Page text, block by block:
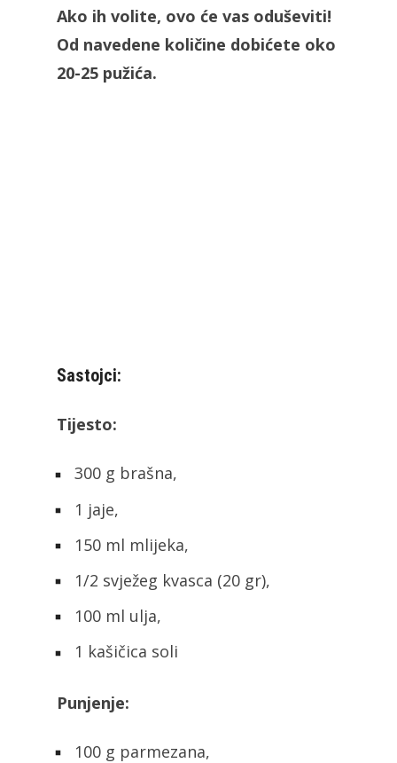
Ako ih volite, ovo će vas oduševiti!
Od navedene količine dobićete oko
20-25 pužića.
Sastojci:
Tijesto:
300 g brašna,
1 jaje,
150 ml mlijeka,
1/2 svježeg kvasca (20 gr),
100 ml ulja,
1 kašičica soli
Punjenje:
100 g parmezana,